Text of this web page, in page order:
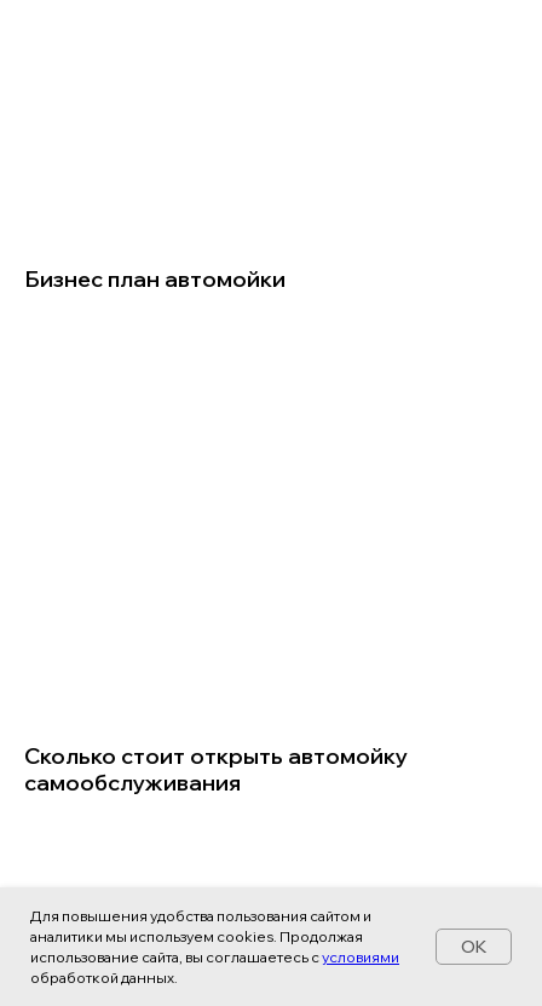
Для повышения удобства пользования сайтом и
аналитики мы используем cookies. Продолжая
использование сайта, вы соглашаетесь сусловиями
обработкой данных.
OK
Бизнес план автомойки
Сколько стоит открыть автомойку
самообслуживания